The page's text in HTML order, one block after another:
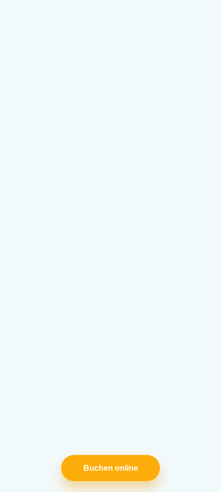
Buchen online